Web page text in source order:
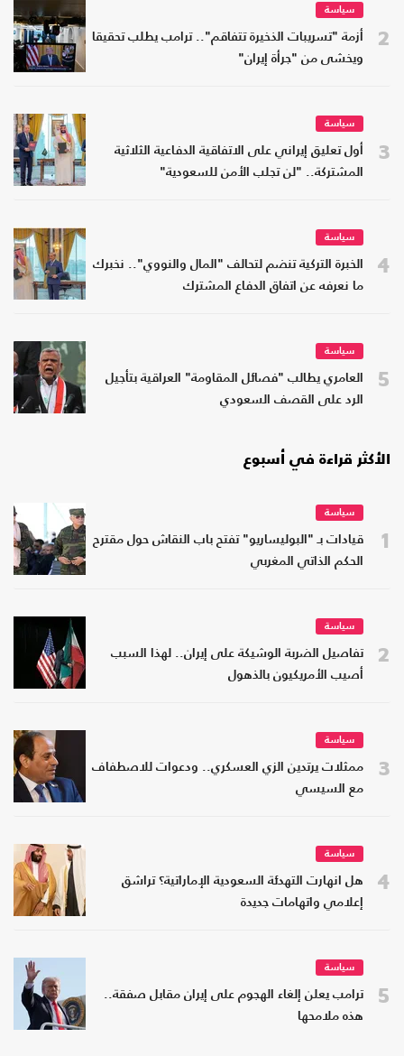
2
سياسة
أزمة "تسريبات الذخيرة تتفاقم".. ترامب يطلب تحقيقا
ويخشى من "جرأة إيران"
3
سياسة
أول تعليق إيراني على الاتفاقية الدفاعية الثلاثية
المشتركة.. "لن تجلب الأمن للسعودية"
4
سياسة
الخبرة التركية تنضم لتحالف "المال والنووي".. نخبرك
ما نعرفه عن اتفاق الدفاع المشترك
5
سياسة
العامري يطالب "فصائل المقاومة" العراقية بتأجيل
الرد على القصف السعودي
الأكثر قراءة في أسبوع
1
سياسة
قيادات بـ "البوليساريو" تفتح باب النقاش حول مقترح
الحكم الذاتي المغربي
2
سياسة
تفاصيل الضربة الوشيكة على إيران.. لهذا السبب
أصيب الأمريكيون بالذهول
3
سياسة
ممثلات يرتدين الزي العسكري.. ودعوات للاصطفاف
مع السيسي
4
سياسة
هل انهارت التهدئة السعودية الإماراتية؟ تراشق
إعلامي واتهامات جديدة
5
سياسة
ترامب يعلن إلغاء الهجوم على إيران مقابل صفقة..
هذه ملامحها